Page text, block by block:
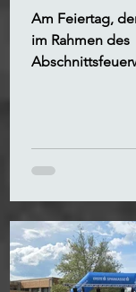
Am Feiertag,
im Rahmen des